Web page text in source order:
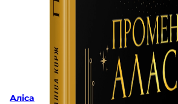
Промені
Книга
Аліса Корж